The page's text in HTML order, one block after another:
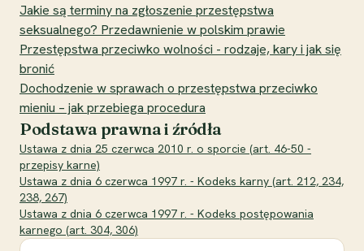
Jakie są terminy na zgłoszenie przestępstwa
seksualnego? Przedawnienie w polskim prawie
Przestępstwa przeciwko wolności - rodzaje, kary i jak się
bronić
Dochodzenie w sprawach o przestępstwa przeciwko
mieniu – jak przebiega procedura
Podstawa prawna i źródła
Ustawa z dnia 25 czerwca 2010 r. o sporcie (art. 46-50 -
przepisy karne)
Ustawa z dnia 6 czerwca 1997 r. - Kodeks karny (art. 212, 234,
238, 267)
Ustawa z dnia 6 czerwca 1997 r. - Kodeks postępowania
karnego (art. 304, 306)